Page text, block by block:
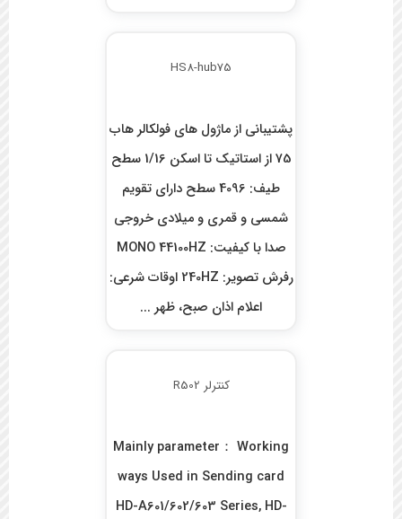
HS8-hub75
پشتیبانی از ماژول های فولکالر هاب
75 از استاتیک تا اسکن 1/16 سطح
طیف: 4096 سطح دارای تقویم
شمسی و قمری و میلادی خروجی
صدا با کیفیت: MONO 44100HZ
رفرش تصویر: 240HZ اوقات شرعی:
اعلام اذان صبح، ظهر ...
کنترلر R502
Mainly parameter： Working
ways Used in Sending card
HD-A601/602/603 Series, HD-